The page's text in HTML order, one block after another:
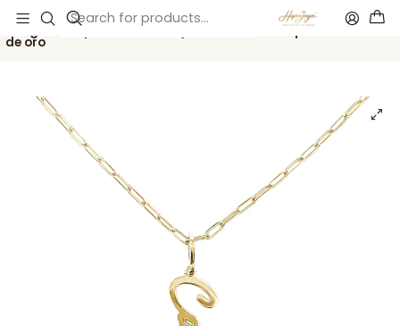
Inicio Catálogo
Gargantilla personalizada y nombre vertical plata con baño
de oro